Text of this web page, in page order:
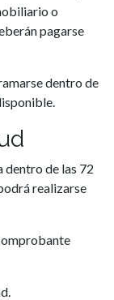
o
pagarse
dentro de
dentro de las 72
realizarse